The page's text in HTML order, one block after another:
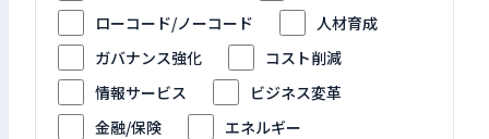
ローコード/ノーコード
人材育成
ガバナンス強化
コスト削減
情報サービス
ビジネス変革
金融/保険
エネルギー